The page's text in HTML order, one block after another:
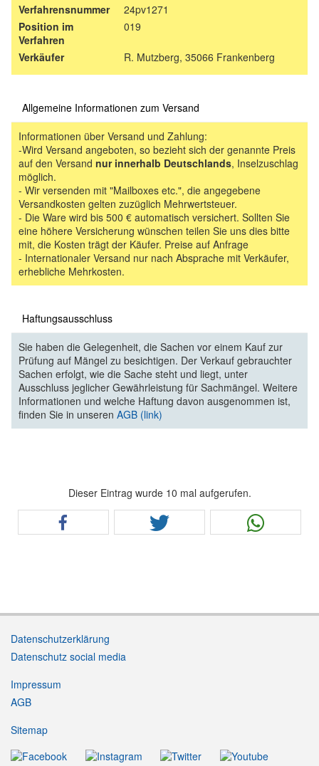
Verfahrensnummer
24pv1271
Position im
Verfahren
019
Verkäufer R. Mutzberg, 35066 Frankenberg
Allgemeine Informationen zum Versand
Informationen über Versand und Zahlung:
-Wird Versand angeboten, so bezieht sich der genannte Preis
auf den Versand nur innerhalb Deutschlands, Inselzuschlag
möglich.
- Wir versenden mit "Mailboxes etc.", die angegebene
Versandkosten gelten zuzüglich Mehrwertsteuer.
- Die Ware wird bis 500 € automatisch versichert. Sollten Sie
eine höhere Versicherung wünschen teilen Sie uns dies bitte
mit, die Kosten trägt der Käufer. Preise auf Anfrage
- Internationaler Versand nur nach Absprache mit Verkäufer,
erhebliche Mehrkosten.
Haftungsausschluss
Sie haben die Gelegenheit, die Sachen vor einem Kauf zur
Prüfung auf Mängel zu besichtigen. Der Verkauf gebrauchter
Sachen erfolgt, wie die Sache steht und liegt, unter
Ausschluss jeglicher Gewährleistung für Sachmängel. Weitere
Informationen und welche Haftung davon ausgenommen ist,
finden Sie in unseren AGB (link)
Dieser Eintrag wurde 10 mal aufgerufen.
Datenschutzerklärung
Datenschutz social media
Impressum
AGB
Sitemap